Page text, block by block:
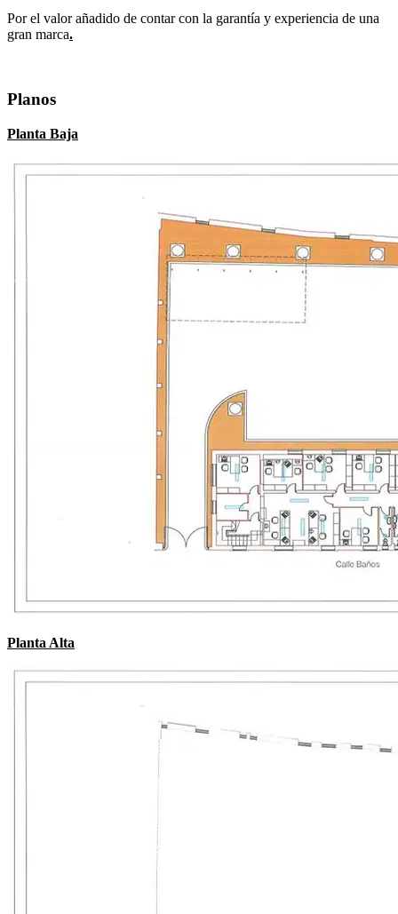
Por el valor añadido de contar con la garantía y experiencia de una
gran marca.
Planos
Planta Baja
Planta Alta